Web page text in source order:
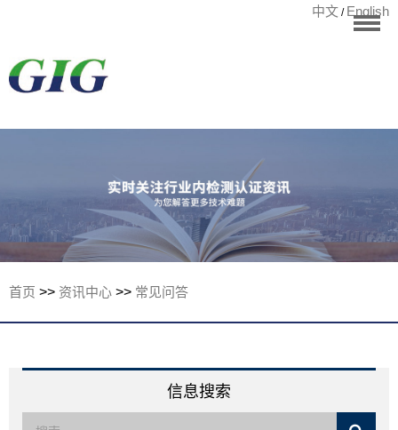
检测项目
客户案例
资讯中心
中文 / English
首页 >> 资讯中心 >> 常见问答
信息搜索